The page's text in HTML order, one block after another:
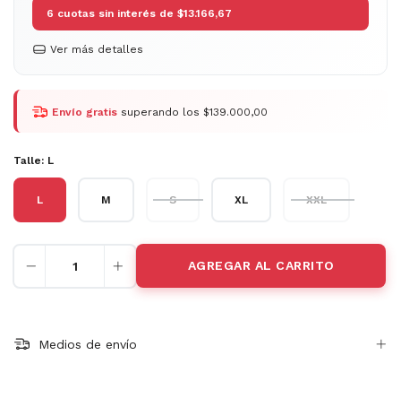
6 cuotas sin interés de $13.166,67
Ver más detalles
Envío gratis superando los $139.000,00
Talle: L
L M S XL XXL
Medios de envío